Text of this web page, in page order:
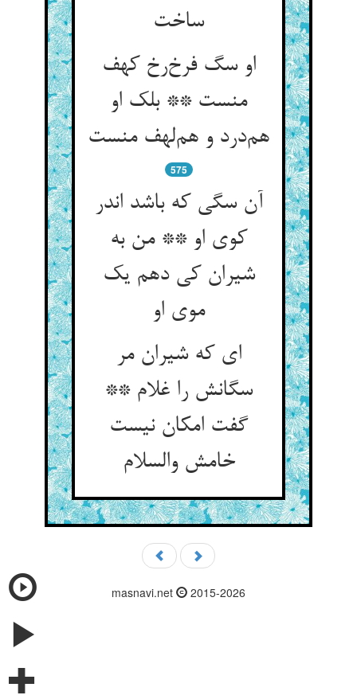
ساخت
او سگ فرخ‌رخ کهف
منست ** بلک او
هم‌درد و هم‌لهف منست
575
آن سگی که باشد اندر
کوی او ** من به
شیران کی دهم یک
موی او
ای که شیران مر
سگانش را غلام **
گفت امکان نیست
خامش والسلام
masnavi.net 2015-2026